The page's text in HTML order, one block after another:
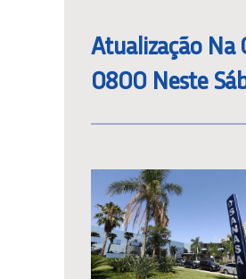
Atualização Na
0800 Neste